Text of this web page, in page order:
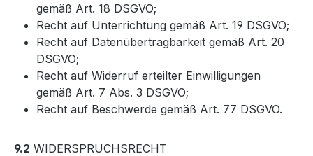
gemäß Art. 18 DSGVO;
Recht auf Unterrichtung gemäß Art. 19 DSGVO;
Recht auf Datenübertragbarkeit gemäß Art. 20
DSGVO;
Recht auf Widerruf erteilter Einwilligungen
gemäß Art. 7 Abs. 3 DSGVO;
Recht auf Beschwerde gemäß Art. 77 DSGVO.
9.2 WIDERSPRUCHSRECHT